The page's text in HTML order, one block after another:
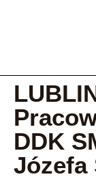
DDK
Józefa